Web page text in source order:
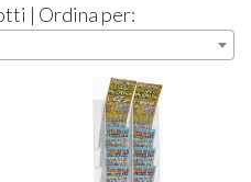
| Ordina per: